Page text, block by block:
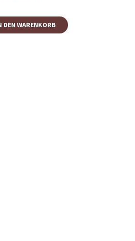
DEN WARENKORB